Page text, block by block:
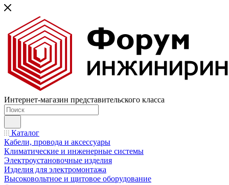
Интернет-магазин представительского класса
Каталог
Кабели, провода и аксессуары
Климатические и инженерные системы
Электроустановочные изделия
Изделия для электромонтажа
Высоковольтное и щитовое оборудование